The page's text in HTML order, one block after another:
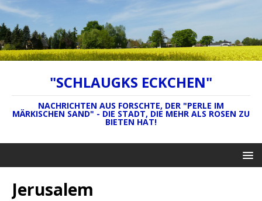
"SCHLAUGKS ECKCHEN"
NACHRICHTEN AUS FORSCHTE, DER "PERLE IM
MÄRKISCHEN SAND" - DIE STADT, DIE MEHR ALS ROSEN ZU
BIETEN HAT!
Jerusalem